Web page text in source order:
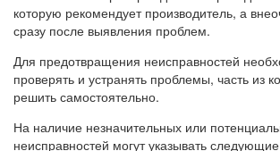
которую рекомендует производитель, а
сразу после выявления проблем.
Для предотвращения неисправностей
проверять и устранять проблемы, часть из
решить самостоятельно.
На наличие незначительных или
неисправностей могут указывать